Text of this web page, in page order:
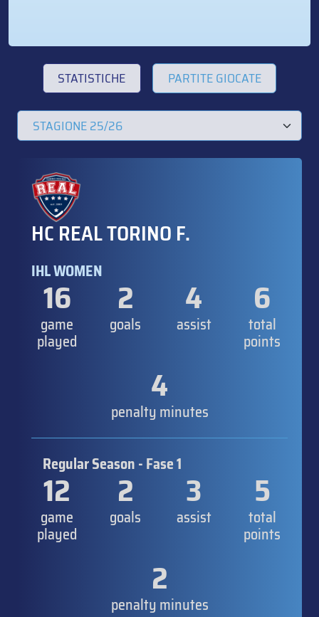
STATISTICHE PARTITE GIOCATE
HC REAL TORINO F.
IHL WOMEN
16
game
played
2
goals
4
assist
6
total
points
4
penalty minutes
Regular Season - Fase 1
12
game
played
2
goals
3
assist
5
total
points
2
penalty minutes